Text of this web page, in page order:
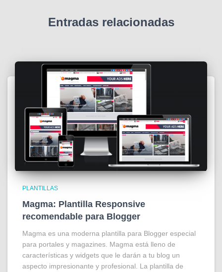
Entradas relacionadas
PLANTILLAS
Magma: Plantilla Responsive
recomendable para Blogger
Magma es una moderna plantilla para Blogger especial
para portales y magazines. Magma está lleno de
características y widgets que le darán a tu blog un
aspecto impresionante y profesional. La plantilla de